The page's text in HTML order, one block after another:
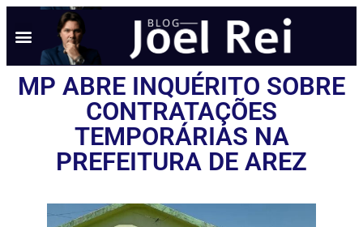
MP ABRE INQUÉRITO SOBRE
CONTRATAÇÕES
TEMPORÁRIAS NA
PREFEITURA DE AREZ